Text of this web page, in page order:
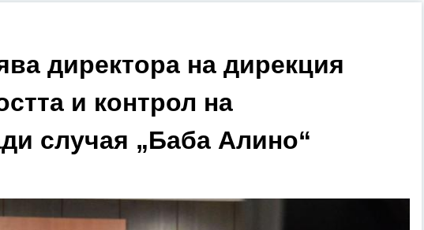
директора на дирекция
и контрол на
случая „Баба Алино“